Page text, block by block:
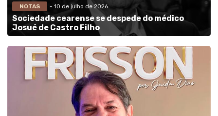
NOTAS - 10 de julho de 2026
Sociedade cearense se despede do médico
Josué de Castro Filho